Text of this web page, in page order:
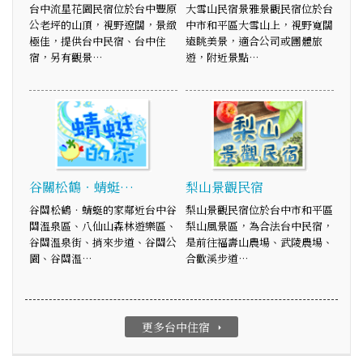
台中流星花園民宿位於台中豐原
公老坪的山頂，視野遼闊，景緻
極佳，提供台中民宿、台中住
宿，另有觀景…
大雪山民宿景雅景觀民宿位於台
中市和平區大雪山上，視野寬闊
遠眺美景，適合公司或團體旅
遊，附近景點…
谷關松鶴‧蜻蜓…
谷關松鶴‧蜻蜓的家鄰近台中谷
關溫泉區、八仙山森林遊樂區、
谷關溫泉街、捎來步道、谷關公
園、谷關溫…
梨山景觀民宿
梨山景觀民宿位於台中市和平區
梨山風景區，為合法台中民宿，
是前往福壽山農場、武陵農場、
合歡溪步道…
更多台中住宿 arrow_right